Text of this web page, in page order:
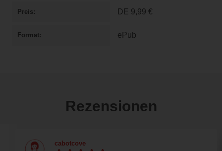
Preis DE 9,99 €
Format ePub
Rezensionen
cabotcove